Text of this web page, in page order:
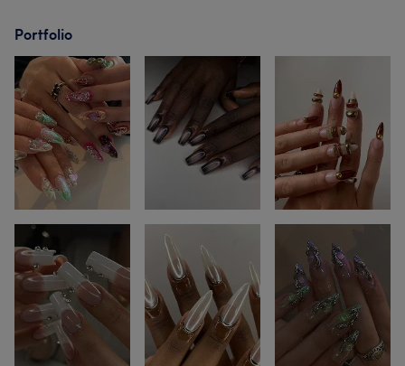
Portfolio